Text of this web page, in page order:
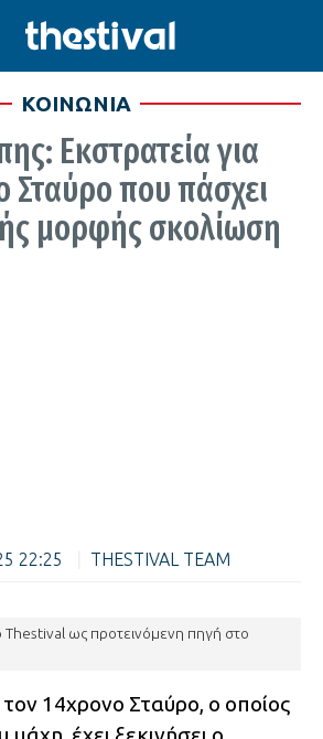
ΚΟΙΝΩΝΙΑ
Εκστρατεία για
Σταύρο που πάσχει
μορφής σκολίωση
22:25 THESTIVAL TEAM
ως προτεινόμενη πηγή στο
τον 14χρονο Σταύρο, ο οποίος